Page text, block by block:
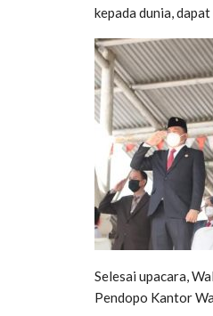
kepada dunia,
Selesai upacara,
Pendopo Kantor